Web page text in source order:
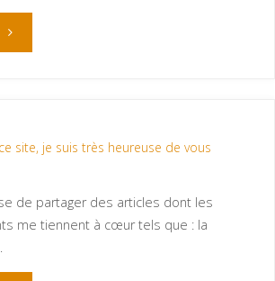
site, je suis très heureuse de vous
de partager des articles dont les
me tiennent à cœur tels que : la